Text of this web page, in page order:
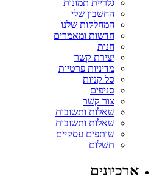
גלריית תמונות
החשבון שלי
המחלקות שלנו
חדשות ומאמרים
חנות
יצירת קשר
מדיניות פרטיות
סל קניות
סניפים
צור קשר
שאלות ותשובות
שאלות ותשובות
שותפים עסקיים
תשלום
ארכיונים